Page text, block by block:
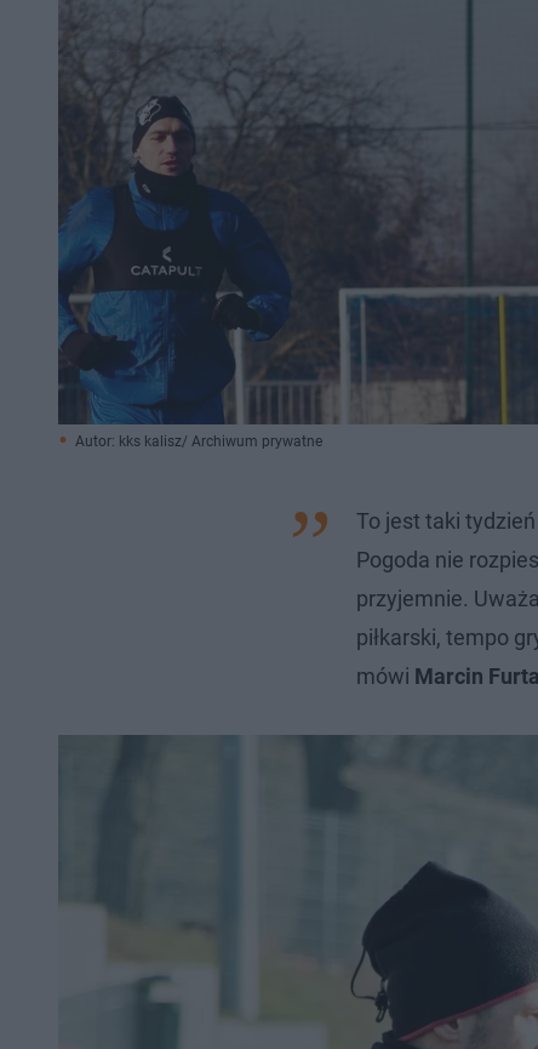
Autor: kks kalisz/ Archiwum prywatne
To jest taki
Pogoda nie
przyjemnie.
piłkarski, tempo
mówi Marcin